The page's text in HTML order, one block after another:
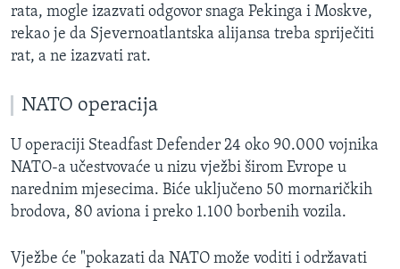
rata, mogle izazvati odgovor snaga Pekinga i Moskve,
rekao je da Sjevernoatlantska alijansa treba spriječiti
rat, a ne izazvati rat.
NATO operacija
U operaciji Steadfast Defender 24 oko 90.000 vojnika
NATO-a učestvovaće u nizu vježbi širom Evrope u
narednim mjesecima. Biće uključeno 50 mornaričkih
brodova, 80 aviona i preko 1.100 borbenih vozila.
Vježbe će "pokazati da NATO može voditi i održavati